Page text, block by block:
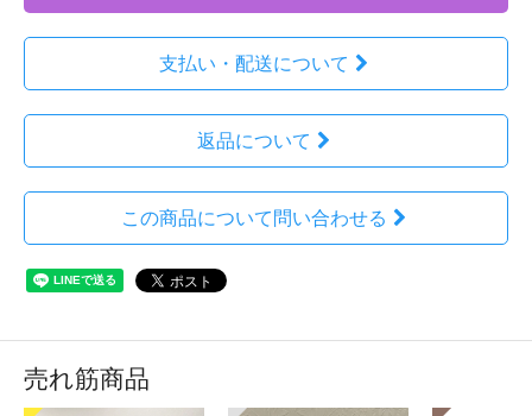
支払い・配送について
返品について
この商品について問い合わせる
売れ筋商品